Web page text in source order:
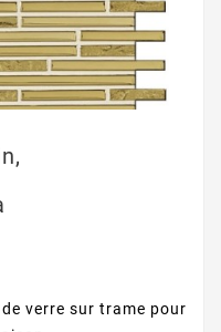
verre sur trame pour